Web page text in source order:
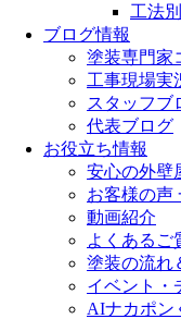
工法別
ブログ情報
塗装専門家
工事現場実
スタッフブ
代表ブログ
お役立ち情報
安心の外壁
お客様の声
動画紹介
よくあるご
塗装の流れ
イベント・
AIナカポン